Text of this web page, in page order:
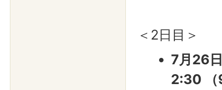
＜2日目＞
7月26
2:30